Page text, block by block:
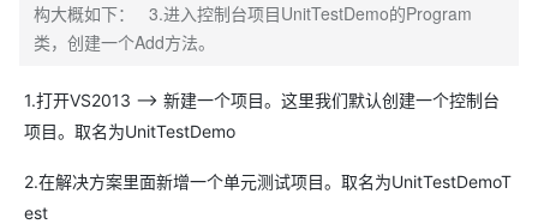
构大概如下： 3.进入控制台项目UnitTestDemo的Program
类，创建一个Add方法。
1.打开VS2013 --> 新建一个项目。这里我们默认创建一个控制台
项目。取名为UnitTestDemo
2.在解决方案里面新增一个单元测试项目。取名为UnitTestDemoT
est